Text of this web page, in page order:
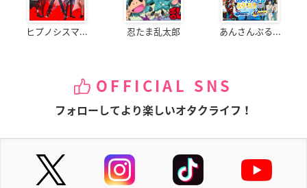
ヒプノシスマ... 忍たま乱太郎 あんさんぶる...
OFFICIAL SNS
フォローしてより楽しいオタクライフ！